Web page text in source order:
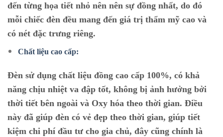
đến từng họa tiết nhỏ nên nên sự đồng nhất, do đó
mỗi chiếc đèn đều mang đến giá trị thẩm mỹ cao và
có nét đặc trưng riêng.
Chất liệu cao cấp:
Đèn sử dụng chất liệu đồng cao cấp 100%, có khả
năng chịu nhiệt va đập tốt, không bị ảnh hưởng bởi
thời tiết bên ngoài và Oxy hóa theo thời gian. Điều
này đã giúp đèn có vẻ đẹp theo thời gian, giúp tiết
kiệm chi phí đầu tư cho gia chủ, đây cũng chính là